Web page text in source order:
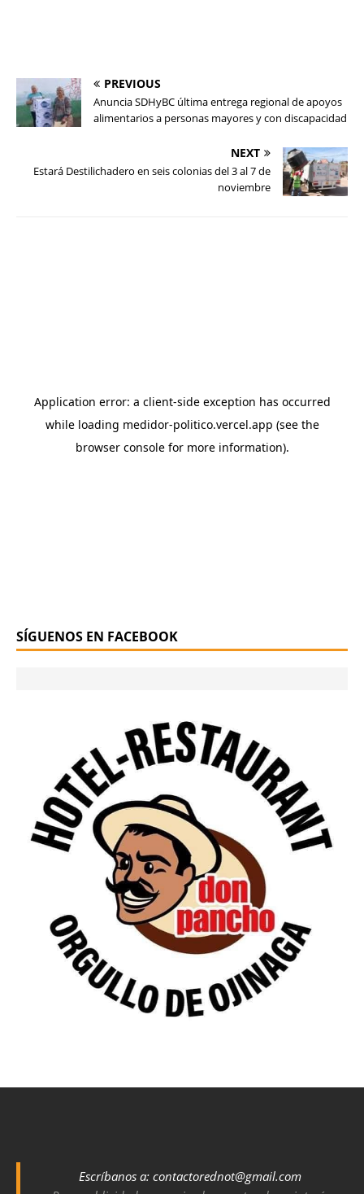
PREVIOUS
Anuncia SDHyBC última entrega regional de apoyos
alimentarios a personas mayores y con discapacidad
NEXT
Estará Destilichadero en seis colonias del 3 al 7 de
noviembre
SÍGUENOS EN FACEBOOK
Escríbanos a: contactorednot@gmail.com